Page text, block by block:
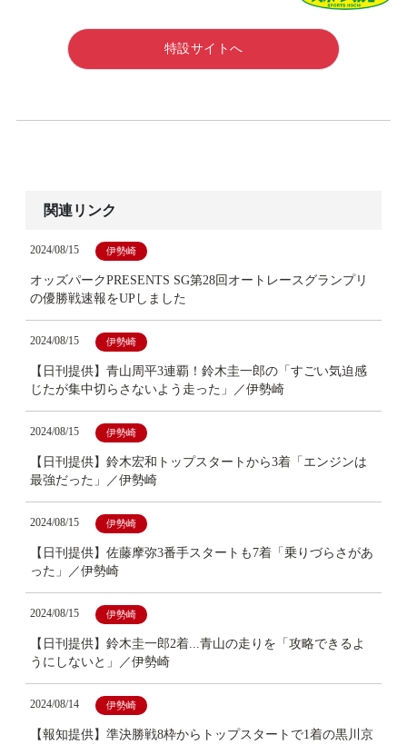
特設サイトへ
関連リンク
2024/08/15 伊勢崎
オッズパークPRESENTS SG第28回オートレースグランプリ
の優勝戦速報をUPしました
2024/08/15 伊勢崎
【日刊提供】青山周平3連覇！鈴木圭一郎の「すごい気迫感
じたが集中切らさないよう走った」／伊勢崎
2024/08/15 伊勢崎
【日刊提供】鈴木宏和トップスタートから3着「エンジンは
最強だった」／伊勢崎
2024/08/15 伊勢崎
【日刊提供】佐藤摩弥3番手スタートも7着「乗りづらさがあ
った」／伊勢崎
2024/08/15 伊勢崎
【日刊提供】鈴木圭一郎2着...青山の走りを「攻略できるよ
うにしないと」／伊勢崎
2024/08/14 伊勢崎
【報知提供】準決勝戦8枠からトップスタートで1着の黒川京